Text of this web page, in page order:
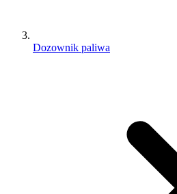
Dozownik paliwa